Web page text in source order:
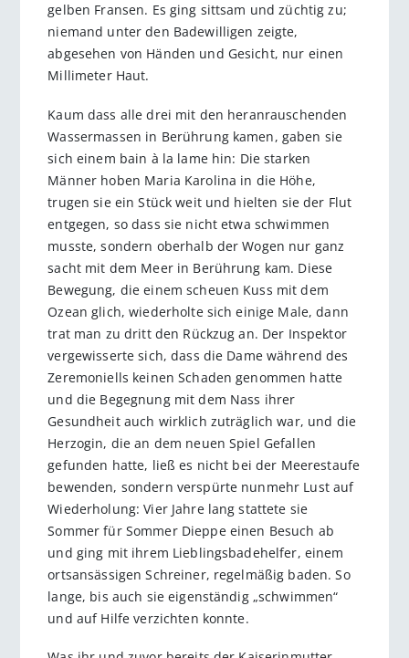
gelben Fransen. Es ging sittsam und züchtig zu;
niemand unter den Badewilligen zeigte,
abgesehen von Händen und Gesicht, nur einen
Millimeter Haut.
Kaum dass alle drei mit den heranrauschenden
Wassermassen in Berührung kamen, gaben sie
sich einem bain à la lame hin: Die starken
Männer hoben Maria Karolina in die Höhe,
trugen sie ein Stück weit und hielten sie der Flut
entgegen, so dass sie nicht etwa schwimmen
musste, sondern oberhalb der Wogen nur ganz
sacht mit dem Meer in Berührung kam. Diese
Bewegung, die einem scheuen Kuss mit dem
Ozean glich, wiederholte sich einige Male, dann
trat man zu dritt den Rückzug an. Der Inspektor
vergewisserte sich, dass die Dame während des
Zeremoniells keinen Schaden genommen hatte
und die Begegnung mit dem Nass ihrer
Gesundheit auch wirklich zuträglich war, und die
Herzogin, die an dem neuen Spiel Gefallen
gefunden hatte, ließ es nicht bei der Meerestaufe
bewenden, sondern verspürte nunmehr Lust auf
Wiederholung: Vier Jahre lang stattete sie
Sommer für Sommer Dieppe einen Besuch ab
und ging mit ihrem Lieblingsbadehelfer, einem
ortsansässigen Schreiner, regelmäßig baden. So
lange, bis auch sie eigenständig „schwimmen“
und auf Hilfe verzichten konnte.